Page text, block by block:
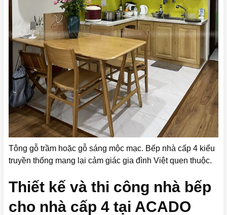
Tông gỗ trầm hoặc gỗ sáng mộc mạc. Bếp nhà cấp 4 kiểu
truyền thống mang lại cảm giác gia đình Việt quen thuộc.
Thiết kế và thi công nhà bếp
cho nhà cấp 4 tại ACADO